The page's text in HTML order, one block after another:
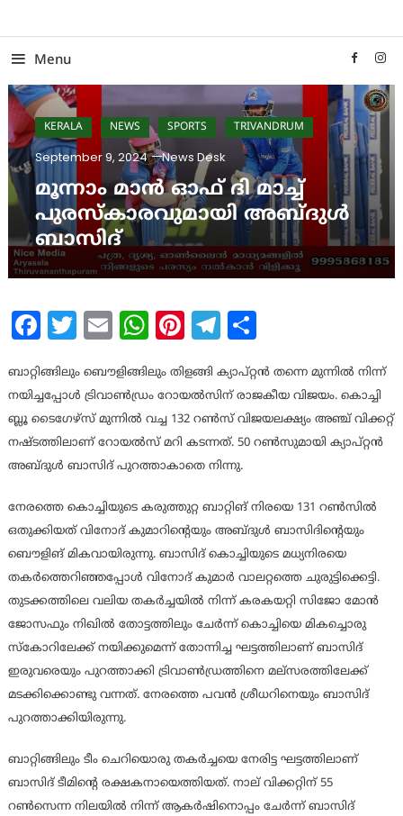
To
ContentMenu
KERALA NEWS SPORTS TRIVANDRUM
September 9, 2024 News Desk
മൂന്നാം മാൻ ഓഫ് ദി മാച്ച്
പുരസ്കാരവുമായി അബ്ദുൾ
ബാസിദ്
Facebook
Twitter
EmailWhatsApp
Pinterest
Telegram
Share
ബാറ്റിങ്ങിലും ബൌളിങ്ങിലും തിളങ്ങി ക്യാപ്റ്റൻ തന്നെ മുന്നിൽ നിന്ന്
നയിച്ചപ്പോൾ ട്രിവാൺഡ്രം റോയൽസിന് രാജകീയ വിജയം. കൊച്ചി
ബ്ലൂ ടൈഗേഴ്സ് മുന്നിൽ വച്ച 132 റൺസ് വിജയലക്ഷ്യം അഞ്ച് വിക്കറ്റ്
നഷ്ടത്തിലാണ് റോയൽസ് മറി കടന്നത്. 50 റൺസുമായി ക്യാപ്റ്റൻ
അബ്ദുൾ ബാസിദ് പുറത്താകാതെ നിന്നു.
നേരത്തെ കൊച്ചിയുടെ കരുത്തുറ്റ ബാറ്റിങ് നിരയെ 131 റൺസിൽ
ഒതുക്കിയത് വിനോദ് കുമാറിൻ്റെയും അബ്ദുൾ ബാസിദിൻ്റെയും
ബൌളിങ് മികവായിരുന്നു. ബാസിദ് കൊച്ചിയുടെ മധ്യനിരയെ
തകർത്തെറിഞ്ഞപ്പോൾ വിനോദ് കുമാർ വാലറ്റത്തെ ചുരുട്ടിക്കെട്ടി.
തുടക്കത്തിലെ വലിയ തകർച്ചയിൽ നിന്ന് കരകയറ്റി സിജോ മോൻ
ജോസഫും നിഖിൽ തോട്ടത്തിലും ചേർന്ന് കൊച്ചിയെ മികച്ചൊരു
സ്കോറിലേക്ക് നയിക്കുമെന്ന് തോന്നിച്ച ഘട്ടത്തിലാണ് ബാസിദ്
ഇരുവരെയും പുറത്താക്കി ട്രിവാൺഡ്രത്തിനെ മല്സരത്തിലേക്ക്
മടക്കിക്കൊണ്ടു വന്നത്. നേരത്തെ പവൻ ശ്രീധറിനെയും ബാസിദ്
പുറത്താക്കിയിരുന്നു.
ബാറ്റിങ്ങിലും ടീം ചെറിയൊരു തകർച്ചയെ നേരിട്ട ഘട്ടത്തിലാണ്
ബാസിദ് ടീമിന്‍റെ രക്ഷകനായെത്തിയത്. നാല് വിക്കറ്റിന് 55
റൺസെന്ന നിലയിൽ നിന്ന് ആകർഷിനൊപ്പം ചേർന്ന് ബാസിദ്